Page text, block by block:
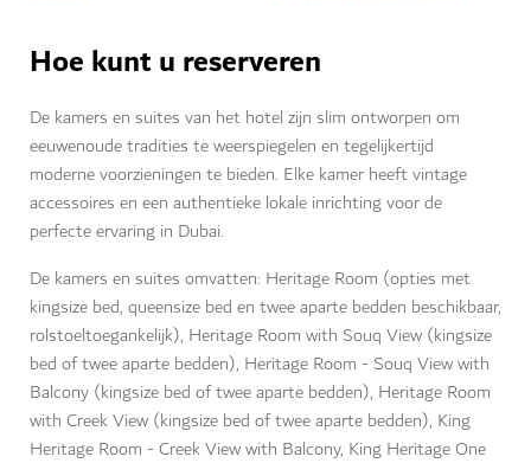
Hoe kunt u reserveren
De kamers en suites van het hotel zijn slim ontworpen om
eeuwenoude tradities te weerspiegelen en tegelijkertijd
moderne voorzieningen te bieden. Elke kamer heeft vintage
accessoires en een authentieke lokale inrichting voor de
perfecte ervaring in Dubai.
De kamers en suites omvatten: Heritage Room (opties met
kingsize bed, queensize bed en twee aparte bedden beschikbaar,
rolstoeltoegankelijk), Heritage Room with Souq View (kingsize
bed of twee aparte bedden), Heritage Room - Souq View with
Balcony (kingsize bed of twee aparte bedden), Heritage Room
with Creek View (kingsize bed of twee aparte bedden), King
Heritage Room - Creek View with Balcony, King Heritage One